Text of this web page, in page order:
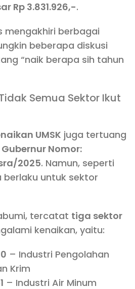
Rp 3.831.926,-.
mengakhiri berbagai
beberapa diskusi
“naik berapa sih tahun
Semua Sektor Ikut
UMSK juga tertuang
Nomor:
2025. Namun, seperti
berlaku untuk sektor
tercatat tiga sektor
kenaikan, yaitu:
– Industri Pengolahan
Krim
– Industri Air Minum